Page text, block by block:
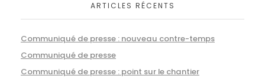
ARTICLES RÉCENTS
Communiqué de presse : nouveau contre-temps
Communiqué de presse
Communiqué de presse : point sur le chantier